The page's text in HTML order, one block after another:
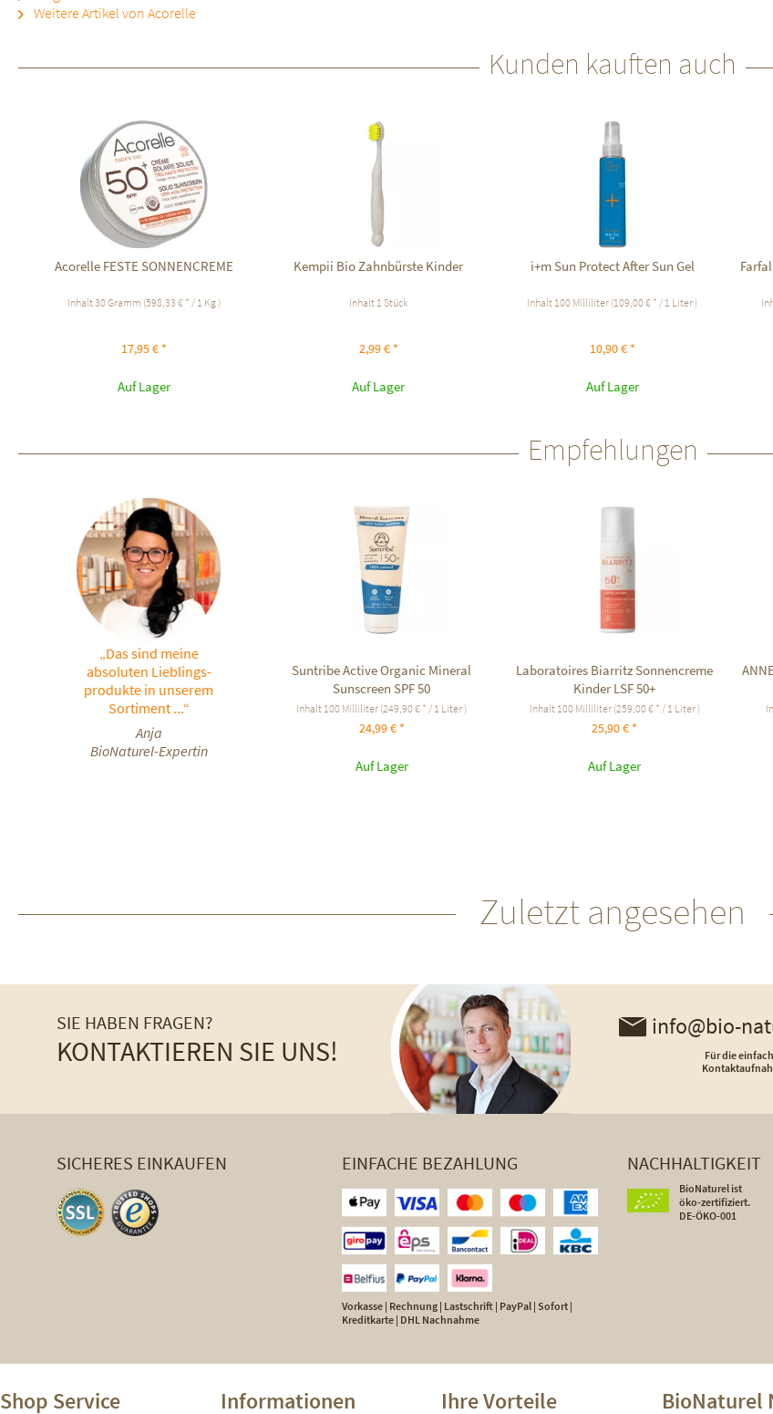
Weitere Artikel von Acorelle
Kunden kauften auch
Acorelle FESTE SONNENCREME
Inhalt30 Gramm (598,33 € * / 1 Kg )
17,95 € *
Auf Lager
Kempii Bio Zahnbürste Kinder
Inhalt 1 Stück
2,99 € *
Auf Lager
i+m Sun Protect After Sun Gel
Inhalt 100 Milliliter (109,00 € * / 1 Liter )
10,90 € *
Auf Lager
Empfehlungen
„Das sind meine
absoluten Lieblings-
produkte in unserem
Sortiment ...“
Anja
BioNaturel-Expertin
Suntribe Active Organic Mineral
Sunscreen SPF 50
Inhalt 100 Milliliter (249,90 € * / 1 Liter )
24,99 € *
Auf Lager
Laboratoires Biarritz Sonnencreme
Kinder LSF 50+
Inhalt 100 Milliliter (259,00 € * / 1 Liter )
25,90 € *
Auf Lager
Zuletzt angesehen
SIE HABEN FRAGEN?
KONTAKTIEREN SIE UNS!
info@bio-
Für die
SICHERES EINKAUFEN EINFACHE BEZAHLUNG
Vorkasse | Rechnung | Lastschrift | PayPal | Sofort |
Kreditkarte | DHL Nachnahme
NACHHALTIGKEIT
BioNaturel ist
öko-zertifiziert.
DE-ÖKO-001
Shop Service Informationen Ihre Vorteile BioNaturel